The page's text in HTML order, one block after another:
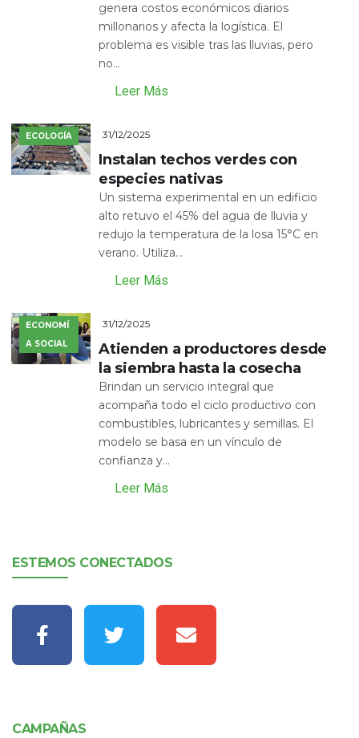
genera costos económicos diarios
millonarios y afecta la logística. El
problema es visible tras las lluvias, pero
no...
Leer Más
ECOLOGÍA 31/12/2025
Instalan techos verdes con
especies nativas
Un sistema experimental en un edificio
alto retuvo el 45% del agua de lluvia y
redujo la temperatura de la losa 15°C en
verano. Utiliza...
Leer Más
ECONOMÍ
A SOCIAL
31/12/2025
Atienden a productores desde
la siembra hasta la cosecha
Brindan un servicio integral que
acompaña todo el ciclo productivo con
combustibles, lubricantes y semillas. El
modelo se basa en un vínculo de
confianza y...
Leer Más
ESTEMOS CONECTADOS
CAMPAÑAS